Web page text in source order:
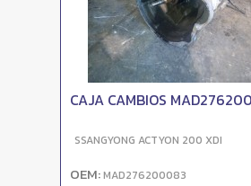
CAJA CAMBIOS
SSANGYONG ACTYON 200 XDI
OEM:MAD276200083